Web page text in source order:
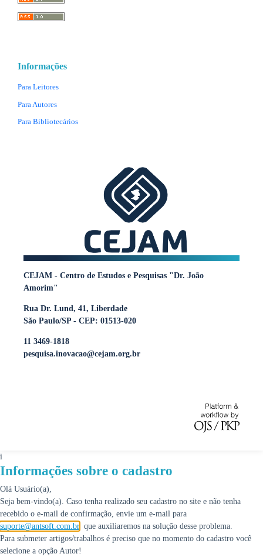
Informações
Para Leitores
Para Autores
Para Bibliotecários
CEJAM - Centro de Estudos e Pesquisas "Dr. João
Amorim"
Rua Dr. Lund, 41, Liberdade
São Paulo/SP - CEP: 01513-020
11 3469-1818
pesquisa.inovacao@cejam.org.br
i
Informações sobre o cadastro
Olá Usuário(a),
Seja bem-vindo(a). Caso tenha realizado seu cadastro no site e não tenha
recebido o e-mail de confirmação, envie um e-mail para
suporte@antsoft.com.br , que auxiliaremos na solução desse problema.
Para submeter artigos/trabalhos é preciso que no momento do cadastro você
selecione a opção Autor!